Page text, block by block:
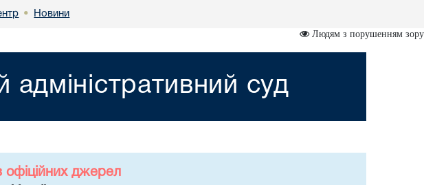
• Новини
Людям з порушенням зору
адміністративний суд
джерел